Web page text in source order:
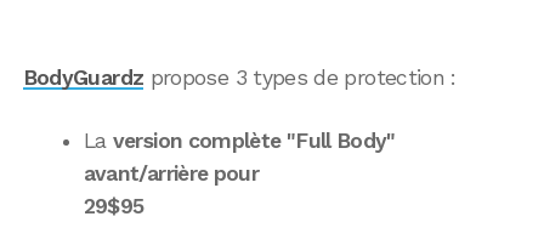
BodyGuardz propose 3 types de protection :
La version complète "Full Body"
avant/arrière pour
29$95